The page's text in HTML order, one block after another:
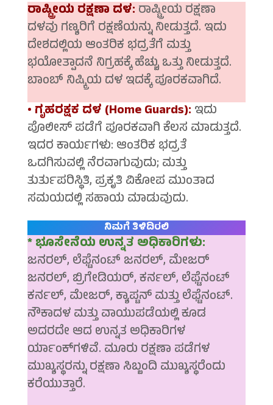
ರಾಷ್ಟ್ರೀಯ ರಕ್ಷಣಾ ದಳ: ರಾಷ್ಟ್ರೀಯ ರಕ್ಷಣಾ
ದಳವು ಗಣ್ಯರಿಗೆ ರಕ್ಷಣೆಯನ್ನು ನೀಡುತ್ತದೆ. ಇದು
ದೇಶದಲ್ಲಿಯ ಆಂತರಿಕ ಭದ್ರತೆಗೆ ಮತ್ತು
ಭಯೋತ್ಪಾದನೆ ನಿಗ್ರಹಕ್ಕೆ ಹೆಚ್ಚು ಒತ್ತು ನೀಡುತ್ತದೆ.
ಬಾಂಬ್ ನಿಷ್ಕ್ರಿಯ ದಳ ಇದಕ್ಕೆ ಪೂರಕವಾಗಿದೆ.
• ಗೃಹರಕ್ಷಕ ದಳ (Home Guards): ಇದು
ಪೊಲೀಸ್ ಪಡೆಗೆ ಪೂರಕವಾಗಿ ಕೆಲಸ ಮಾಡುತ್ತದೆ.
ಇದರ ಕಾರ್ಯಗಳು: ಆಂತರಿಕ ಭದ್ರತೆ
ಒದಗಿಸುವಲ್ಲಿ ನೆರವಾಗುವುದು; ಮತ್ತು
ತುರ್ತುಪರಿಸ್ಥಿತಿ, ಪ್ರಕೃತಿ ವಿಕೋಪ ಮುಂತಾದ
ಸಮಯದಲ್ಲಿ ಸಹಾಯ ಮಾಡುವುದು.
ನಿಮಗೆ ತಿಳಿದಿರಲಿ
* ಭೂಸೇನೆಯ ಉನ್ನತ ಅಧಿಕಾರಿಗಳು:
ಜನರಲ್, ಲೆಫ್ಟೆನಂಟ್ ಜನರಲ್, ಮೇಜರ್
ಜನರಲ್, ಬ್ರಿಗೇಡಿಯರ್, ಕರ್ನಲ್, ಲೆಫ್ಟೆನಂಟ್
ಕರ್ನಲ್, ಮೇಜರ್, ಕ್ಯಾಪ್ಟನ್ ಮತ್ತು ಲೆಫ್ಟೆನಂಟ್.
ನೌಕಾದಳ ಮತ್ತು ವಾಯುಪಡೆಯಲ್ಲಿ ಕೂಡ
ಅದರದೇ ಆದ ಉನ್ನತ ಅಧಿಕಾರಿಗಳ
ರ್ಯಾಂಕ್‍ಗಳಿವೆ. ಮೂರು ರಕ್ಷಣಾ ಪಡೆಗಳ
ಮುಖ್ಯಸ್ಥರನ್ನು ರಕ್ಷಣಾ ಸಿಬ್ಬಂದಿ ಮುಖ್ಯಸ್ಥರೆಂದು
ಕರೆಯುತ್ತಾರೆ.